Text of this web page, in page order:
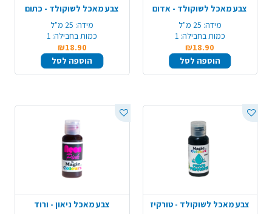
צבע מאכל לשוקולד - אדום
מידה: 25 מ"ל
כמות בחבילה: 1
₪18.90
הוספה לסל
צבע מאכל לשוקולד - כתום
מידה: 25 מ"ל
כמות בחבילה: 1
₪18.90
הוספה לסל
צבע מאכל לשוקולד - טורקיז
צבע מאכל ניאון - ורוד